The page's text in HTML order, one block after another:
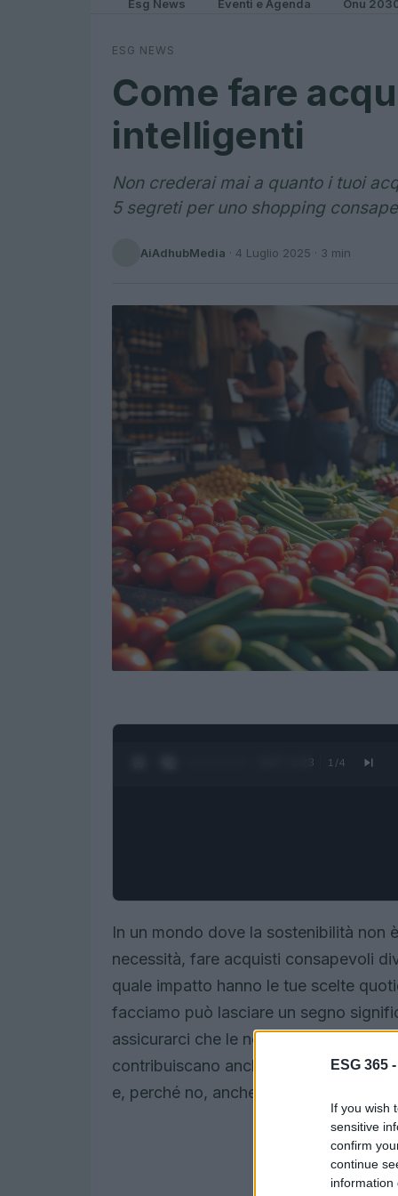
ESG 365 -
If you wish
sensitive
confirm
continue
information
Esg News Eventi e Agenda Onu
ESG NEWS
Come fare
intelligenti
Non crederai mai a quanto i tuoi
5 segreti per uno shopping
AiAdhubMedia · 4 Luglio 2025 · 3 min
0:28 / 1:23 1 /4
In un mondo dove la sostenibilità non
necessità, fare acquisti consapevoli
quale impatto hanno le tue scelte
facciamo può lasciare un segno
assicurarci che le nostre spese non
contribuiscano anche a un futuro
e, perché no, anche cambiare il tuo